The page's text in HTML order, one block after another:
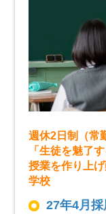
週休2日制（常
「生徒を魅了
授業を作り上
学校
27年4月